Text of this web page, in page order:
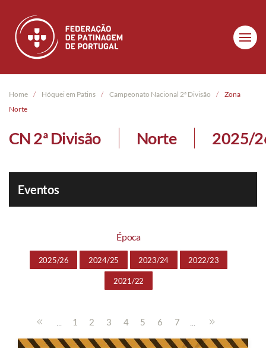
Skip to main content
Home Hóquei em Patins Campeonato Nacional 2ª Divisão
Zona
Norte
CN 2ª Divisão Norte 2025/
Eventos
Época
2025/26 2024/25 2023/24 2022/23
2021/22
... 1 2 3 4 5 6 7 ...